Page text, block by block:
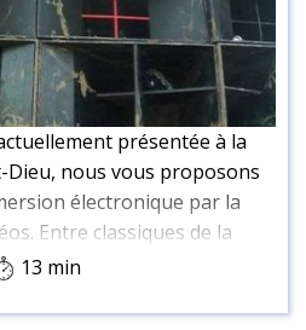
présentée à la
Dieu, nous vous proposons
électronique par la
Entre classiques de la
perspectives.
13 min